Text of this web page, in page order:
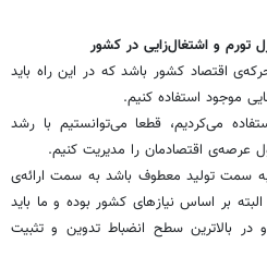
تورم و اشتغال‌زایی در کشور
اقتصاد کشور باشد که در این راه باید
موجود استفاده کنیم.
می‌کردیم، قطعا می‌توانستیم با رشد
عرصه‌ی اقتصادمان را مدیریت کنیم.
به سمت تولید معطوف باشد به سمت ارائه‌ی
بر اساس نیازهای کشور بوده و ما باید
در بالاترین سطح انضباط تدوین و تثبیت